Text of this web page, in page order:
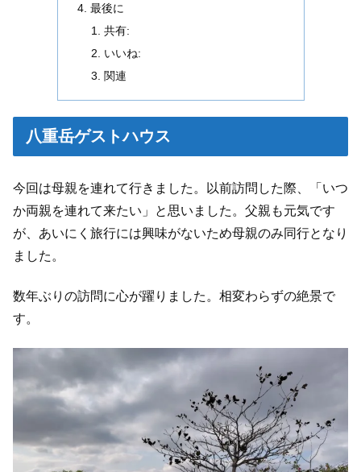
最後に
共有:
いいね:
関連
八重岳ゲストハウス
今回は母親を連れて行きました。以前訪問した際、「いつ
か両親を連れて来たい」と思いました。父親も元気です
が、あいにく旅行には興味がないため母親のみ同行となり
ました。
数年ぶりの訪問に心が躍りました。相変わらずの絶景で
す。